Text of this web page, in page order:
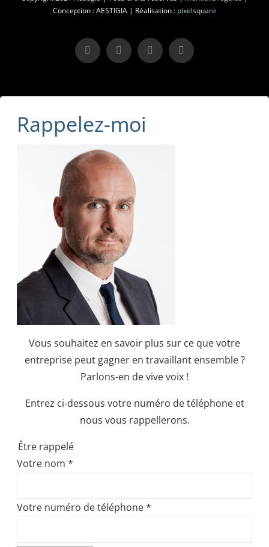
Conception : AESTIGIA | Réalisation : pixelsquare
X LinkedInInstagramFacebook
Rappelez-moi
Vous souhaitez en savoir plus sur ce que votre
entreprise peut gagner en travaillant ensemble ?
Parlons-en de vive voix !
Entrez ci-dessous votre numéro de téléphone et
nous vous rappellerons.
Être rappelé
Votre nom *
Votre numéro de téléphone*